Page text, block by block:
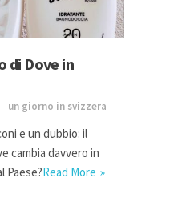
di Dove in
un giorno in svizzera
e un dubbio: il
cambia davvero in
Paese?Read More